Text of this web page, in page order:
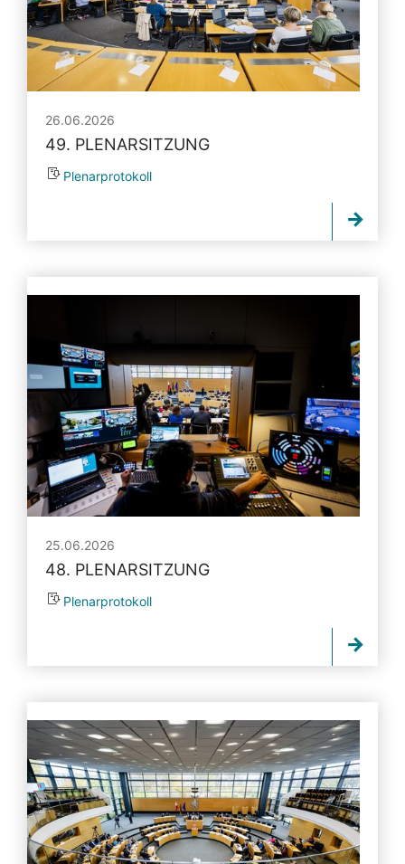
26.06.2026
49. PLENARSITZUNG
Plenarprotokoll
25.06.2026
48. PLENARSITZUNG
Plenarprotokoll